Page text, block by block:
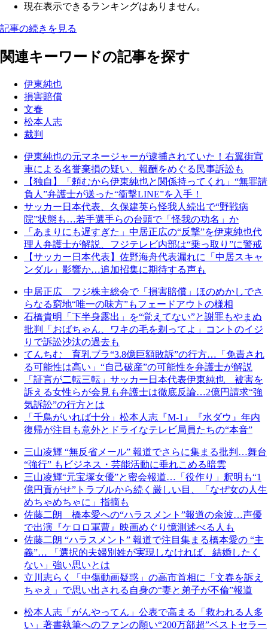
現在表示できるランキングはありません。
記事の続きを見る
関連キーワードの記事を探す
伊東純也
損害賠償
文春
松本人志
裁判
伊東純也の元マネージャーが逮捕されていた！右翼街宣
車による名誉棄損の疑い、報酬をめぐる民事訴訟も
【独自】「頼むから伊東純也と関係持ってくれ」“無罪請
負人”弁護士が送った“衝撃LINE”を入手！
サッカー日本代表、久保建英ら怪我人続出で“野戦病
院”状態も…若手選手らの台頭で「怪我の功名」か
「あまりにも遅すぎた」中居正広の“反撃”を伊東純也代
理人弁護士が解説、フジテレビ内部は“乗っ取り”に警戒
【サッカー日本代表】佐野海舟代表漏れに「中居スキャ
ンダル」影響か…追加招集に期待する声も
中居正広 フジ株主総会で「損害賠償」ほのめかしでさ
らなる窮地“唯一の味方”もフェードアウトの様相
石橋貴明「下半身露出」を“覚えてない”と謝罪もやまぬ
批判「おばちゃん、ワキの毛を剃ってよ」コントのイジ
りで訴訟沙汰の過去も
てんちむ 育乳ブラ“3.8億巨額敗訴”の行方…「免責され
る可能性は高い」“自己破産”の可能性を弁護士が解説
「証言が二転三転」サッカー日本代表伊東純也 被害を
訴える女性らが会見も弁護士は徹底反論…2億円請求“強
気訴訟”の行方とは
「千鳥がいれば十分」松本人志『M-1』『水ダウ』年内
復帰が注目も意外とドライなテレビ局員たちの“本音”
三山凌輝 “無反省メール” 報道でさらに集まる批判…舞台
“強行” もビジネス・芸能活動に垂れこめる暗雲
三山凌輝“元宝塚女優”と密会報道…「役作り」釈明も“1
億円貢がせ”トラブルから続く厳しい目、「なぜ女の人生
めちゃめちゃに」指摘も
佐藤二朗 橋本愛への“ハラスメント”報道の余波…声優
で出演『ケロロ軍曹』映画めぐり憶測述べる人も
佐藤二朗 “ハラスメント” 報道で注目集まる橋本愛の “主
義”… 「選択的夫婦別姓が実現しなければ、結婚したく
ない」強い思いとは
立川志らく「中傷動画疑惑」の高市首相に「文春を訴え
ちゃえ」で思い出される自身の“妻と弟子が不倫”報道
松本人志「がんやってん」公表で高まる「救われる人多
い」著書執筆へのファンの願い“200万部超”ベストセラー